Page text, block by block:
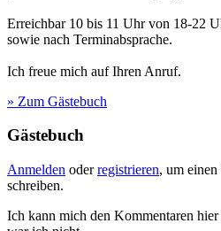
Erreichbar 10 bis 11 Uhr von 18-22
sowie nach Terminabsprache.
Ich freue mich auf Ihren Anruf.
» Zum Gästebuch
Gästebuch
Anmelden oderregistrieren, um
schreiben.
Ich kann mich den Kommentaren